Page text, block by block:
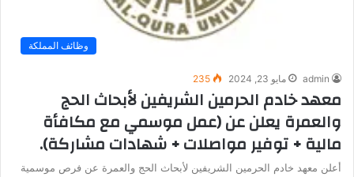
وظائف المملكة
admin مايو 23, 2024 235
معهد خادم الحرمين الشريفين لأبحاث الحج
والعمرة يعلن عن (عمل موسمي مع مكافأة
مالية + توفير مواصلات + شهادات مشاركة).
أعلن معهد خادم الحرمين الشريفين لأبحاث الحج والعمرة عن فرص موسمية